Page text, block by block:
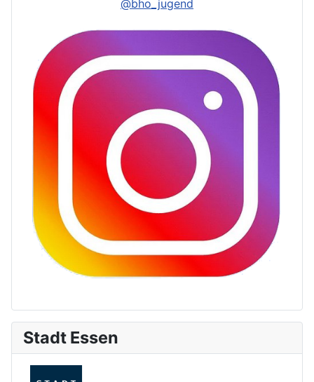
@bho_jugend
Stadt Essen